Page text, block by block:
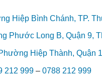
Hiệp Bình Chánh, TP.
Phước Long B, Quận 9,
Hiệp Thành, Quận
212 999 – 0788 212 999